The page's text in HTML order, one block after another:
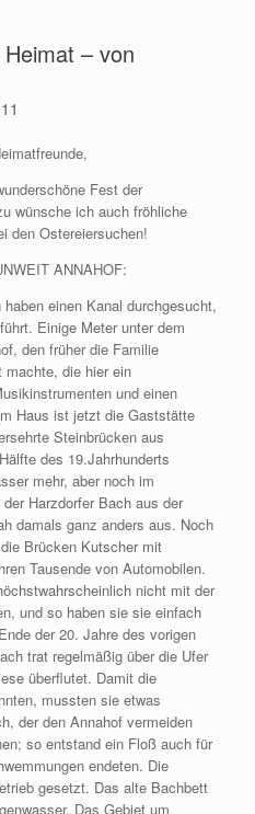
– von
Fest der
wünsche ich auch fröhliche
den Ostereiersuchen!
ANNAHOF:
einen Kanal durchgesucht,
Einige Meter unter dem
den früher die Familie
machte, die hier ein
und einen
Haus ist jetzt die Gaststätte
Steinbrücken aus
des 19.Jahrhunderts
mehr, aber noch im
Harzdorfer Bach aus der
damals ganz anders aus. Noch
Brücken Kutscher mit
Tausende von Automobilen.
nicht mit der
und so haben sie sie einfach
der 20. Jahre des vorigen
trat regelmäßig über die Ufer
überflutet. Damit die
mussten sie etwas
der den Annahof vermeiden
so entstand ein Floß auch für
endeten. Die
gesetzt. Das alte Bachbett
Das Gebiet um